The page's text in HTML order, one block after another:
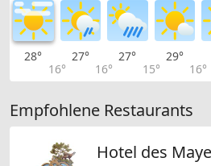
28°
16°
27°
16°
27°
15°
29°
16°
Empfohlene Restaurants
Hotel des